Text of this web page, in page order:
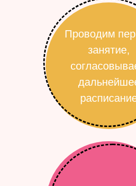
Проводим
занятие,